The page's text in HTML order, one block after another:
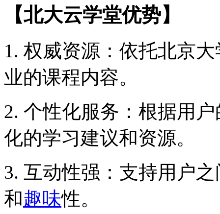
【北大云学堂优势】
1. 权威资源：依托北京
业的课程内容。
2. 个性化服务：根据用
化的学习建议和资源。
3. 互动性强：支持用户
和趣味性。